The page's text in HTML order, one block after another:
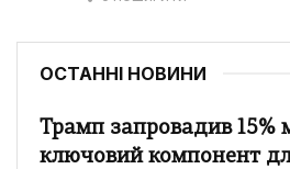
ОСТАННІ НОВИНИ
Трамп запровадив 15%
ключовий компонент